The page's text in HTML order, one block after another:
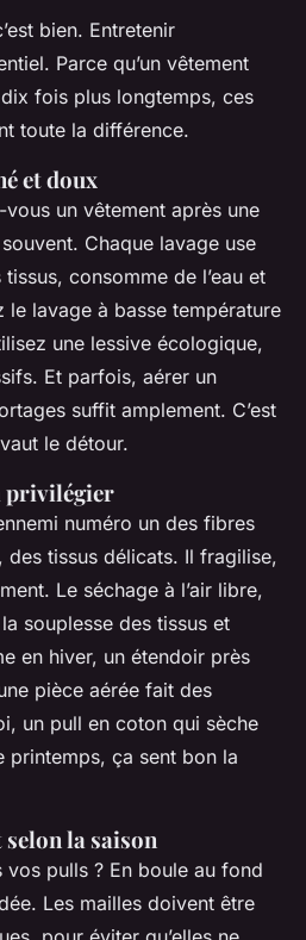
bien. Entretenir
Parce qu’un vêtement
fois plus longtemps, ces
toute la différence.
et doux
un vêtement après une
Chaque lavage use
consomme de l’eau et
le lavage à basse température
une lessive écologique,
Et parfois, aérer un
suffit amplement. C’est
le détour.
privilégier
numéro un des fibres
des tissus délicats. Il fragilise,
Le séchage à l’air libre,
souplesse des tissus et
en hiver, un étendoir près
pièce aérée fait des
un pull en coton qui sèche
printemps, ça sent bon la
selon la saison
pulls ? En boule au fond
Les mailles doivent être